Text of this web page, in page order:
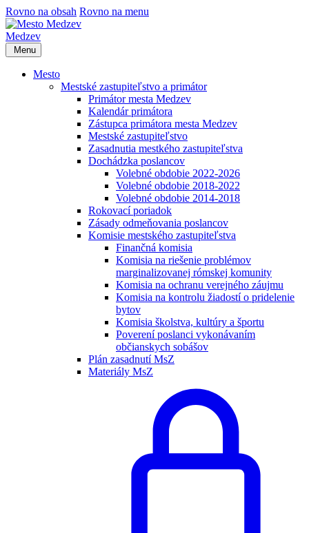
Rovno na obsah Rovno na menu
Medzev
Menu
Mesto
Mestské zastupiteľstvo a primátor
Primátor mesta Medzev
Kalendár primátora
Zástupca primátora mesta Medzev
Mestské zastupiteľstvo
Zasadnutia mestkého zastupiteľstva
Dochádzka poslancov
Volebné obdobie 2022-2026
Volebné obdobie 2018-2022
Volebné obdobie 2014-2018
Rokovací poriadok
Zásady odmeňovania poslancov
Komisie mestského zastupiteľstva
Finančná komisia
Komisia na riešenie problémov
marginalizovanej rómskej komunity
Komisia na ochranu verejného záujmu
Komisia na kontrolu žiadostí o pridelenie
bytov
Komisia školstva, kultúry a športu
Poverení poslanci vykonávaním
občianskych sobášov
Plán zasadnutí MsZ
Materiály MsZ